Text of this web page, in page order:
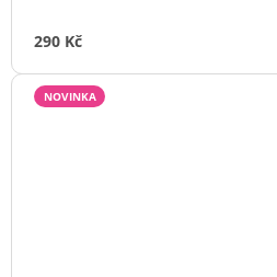
290 Kč
NOVINKA